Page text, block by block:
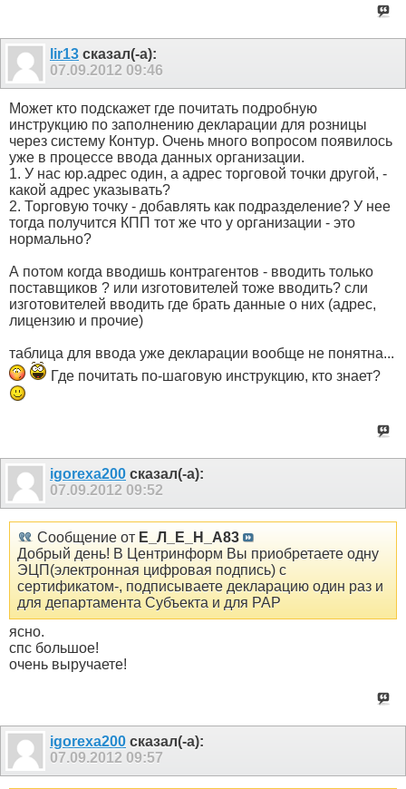
lir13 сказал(-а):
07.09.2012 09:46
Может кто подскажет где почитать подробную
инструкцию по заполнению декларации для розницы
через систему Контур. Очень много вопросом появилось
уже в процессе ввода данных организации.
1. У нас юр.адрес один, а адрес торговой точки другой, -
какой адрес указывать?
2. Торговую точку - добавлять как подразделение? У нее
тогда получится КПП тот же что у организации - это
нормально?
А потом когда вводишь контрагентов - вводить только
поставщиков ? или изготовителей тоже вводить? сли
изготовителей вводить где брать данные о них (адрес,
лицензию и прочие)
таблица для ввода уже декларации вообще не понятна...
Где почитать по-шаговую инструкцию, кто знает?
igorexa200 сказал(-а):
07.09.2012 09:52
Сообщение от Е_Л_Е_Н_А83
Добрый день! В Центринформ Вы приобретаете одну
ЭЦП(электронная цифровая подпись) с
сертификатом-, подписываете декларацию один раз и
для департамента Субъекта и для РАР
ясно.
спс большое!
очень выручаете!
igorexa200 сказал(-а):
07.09.2012 09:57